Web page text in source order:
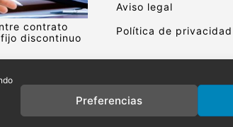
Preferencias
contrato
discontinuo
Aviso legal
Política de privacidad